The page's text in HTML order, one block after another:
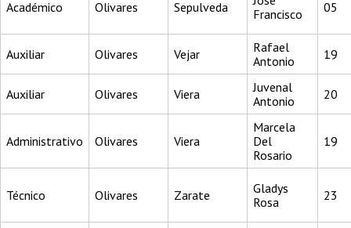
Académico Olivares Sepulveda
Francisco
05
Auxiliar Olivares Vejar
Rafael
Antonio
19
Auxiliar Olivares Viera
Juvenal
Antonio
20
Administrativo Olivares Viera
Marcela
Del
Rosario
19
Técnico Olivares Zarate
Gladys
Rosa
23